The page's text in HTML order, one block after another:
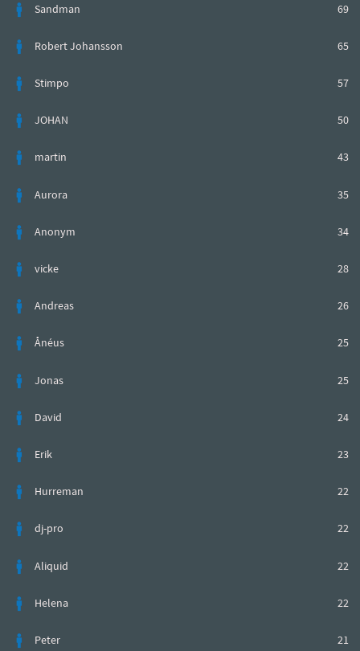
69
Sandman
65
Robert Johansson
57
Stimpo
50
JOHAN
43
martin
35
Aurora
34
Anonym
28
vicke
26
Andreas
25
Ånéus
25
Jonas
24
David
23
Erik
22
Hurreman
22
dj-pro
22
Aliquid
22
Helena
21
Peter